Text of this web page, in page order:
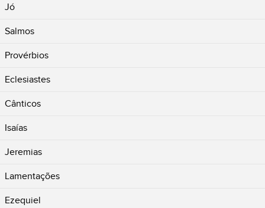
Jó
Salmos
Provérbios
Eclesiastes
Cânticos
Isaías
Jeremias
Lamentações
Ezequiel